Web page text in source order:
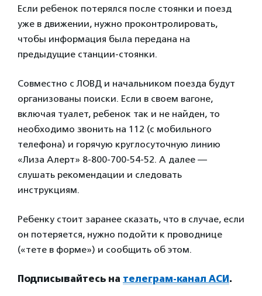
Если ребенок потерялся после стоянки и поезд
уже в движении, нужно проконтролировать,
чтобы информация была передана на
предыдущие станции-стоянки.
Совместно с ЛОВД и начальником поезда будут
организованы поиски. Если в своем вагоне,
включая туалет, ребенок так и не найден, то
необходимо звонить на 112 (с мобильного
телефона) и горячую круглосуточную линию
«Лиза Алерт» 8-800-700-54-52. А далее —
слушать рекомендации и следовать
инструкциям.
Ребенку стоит заранее сказать, что в случае, если
он потеряется, нужно подойти к проводнице
(«тете в форме») и сообщить об этом.
Подписывайтесь на телеграм-канал АСИ .